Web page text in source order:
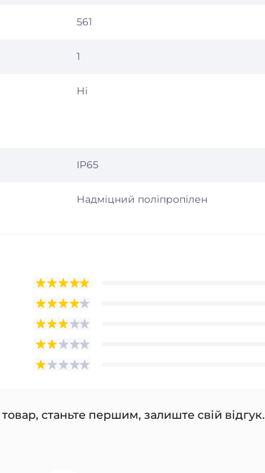
561
1
Ні
IP65
Надміцний поліпропілен
станьте першим, залиште свій відгук.